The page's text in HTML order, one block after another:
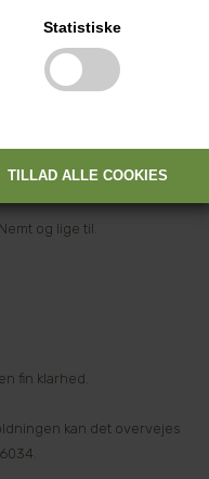
Statistiske
blød øl som er
ikke bruges andre
at fremstille ens egen øl.
og lige til.
fin klarhed.
kan det overvejes